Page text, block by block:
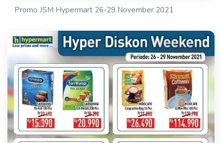
Promo JSM Hypermart 26-29 November 2021